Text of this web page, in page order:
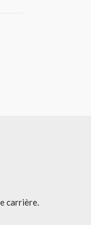
carrière.